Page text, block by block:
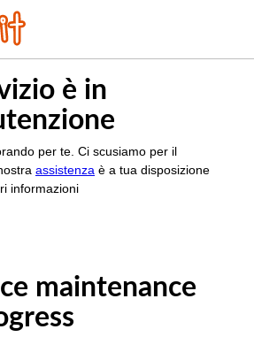
è in
per te. Ci scusiamo per il
assistenza è a tua disposizione
informazioni
maintenance